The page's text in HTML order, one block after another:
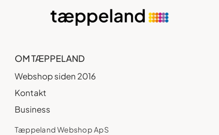
OM TÆPPELAND
Webshop siden 2016
Kontakt
Business
Tæppeland Webshop ApS